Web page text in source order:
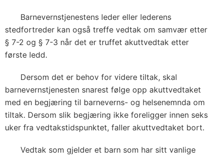
Barnevernstjenestens leder eller lederens
stedfortreder kan også treffe vedtak om samvær etter
§ 7-2 og § 7-3 når det er truffet akuttvedtak etter
første ledd.
Dersom det er behov for videre tiltak, skal
barnevernstjenesten snarest følge opp akuttvedtaket
med en begjæring til barneverns- og helsenemnda om
tiltak. Dersom slik begjæring ikke foreligger innen seks
uker fra vedtakstidspunktet, faller akuttvedtaket bort.
Vedtak som gjelder et barn som har sitt vanlige